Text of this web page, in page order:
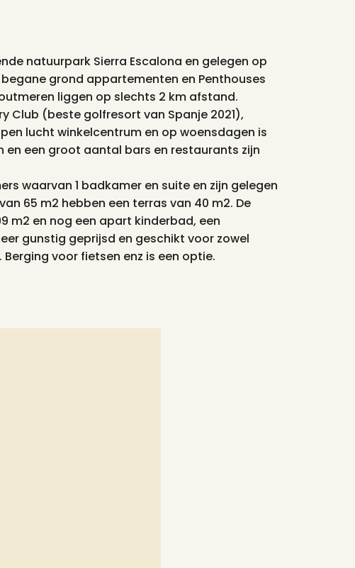
natuurpark Sierra Escalona en gelegen op
grond appartementen en Penthouses
liggen op slechts 2 km afstand.
Club (beste golfresort van Spanje 2021),
lucht winkelcentrum en op woensdagen is
en een groot aantal bars en restaurants zijn
waarvan 1 badkamer en suite en zijn gelegen
65 m2 hebben een terras van 40 m2. De
m2 en nog een apart kinderbad, een
gunstig geprijsd en geschikt voor zowel
voor fietsen enz is een optie.